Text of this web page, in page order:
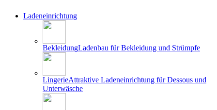
Ladeneinrichtung
BekleidungLadenbau für Bekleidung und Strümpfe
LingerieAttraktive Ladeneinrichtung für Dessous und
Unterwäsche